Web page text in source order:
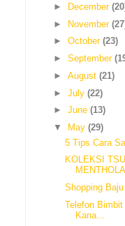
►
December
► November
► October (23)
► September
► August (21)
► July (22)
► June (13)
▼
May (29)
5 Tips Cara
KOLEKSI
Shopping
Telefon
Kana...